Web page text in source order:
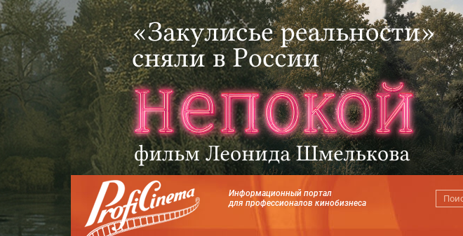
Информационный портал
для профессионалов кинобизнеса